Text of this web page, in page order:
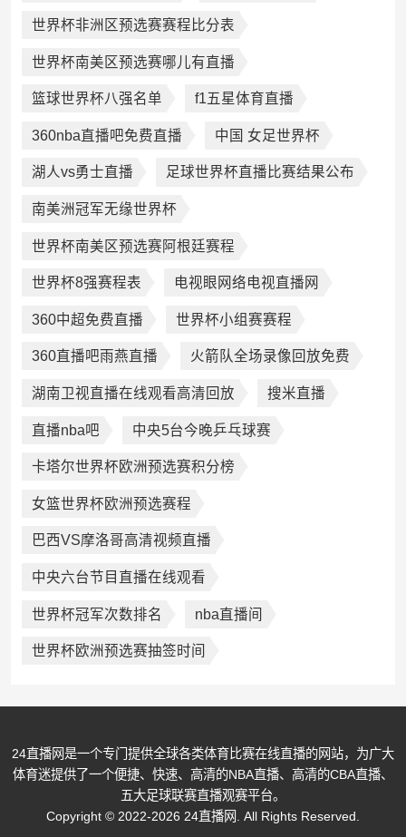
世界杯非洲区预选赛赛程比分表
世界杯南美区预选赛哪儿有直播
篮球世界杯八强名单 f1五星体育直播
360nba直播吧免费直播 中国 女足世界杯
湖人vs勇士直播 足球世界杯直播比赛结果公布
南美洲冠军无缘世界杯
世界杯南美区预选赛阿根廷赛程
世界杯8强赛程表 电视眼网络电视直播网
360中超免费直播 世界杯小组赛赛程
360直播吧雨燕直播 火箭队全场录像回放免费
湖南卫视直播在线观看高清回放 搜米直播
直播nba吧 中央5台今晚乒乓球赛
卡塔尔世界杯欧洲预选赛积分榜
女篮世界杯欧洲预选赛程
巴西VS摩洛哥高清视频直播
中央六台节目直播在线观看
世界杯冠军次数排名 nba直播间
世界杯欧洲预选赛抽签时间
24直播网是一个专门提供全球各类体育比赛在线直播的网站，为广大
体育迷提供了一个便捷、快速、高清的NBA直播、高清的CBA直播、
五大足球联赛直播观赛平台。
Copyright © 2022-2026 24直播网. All Rights Reserved.